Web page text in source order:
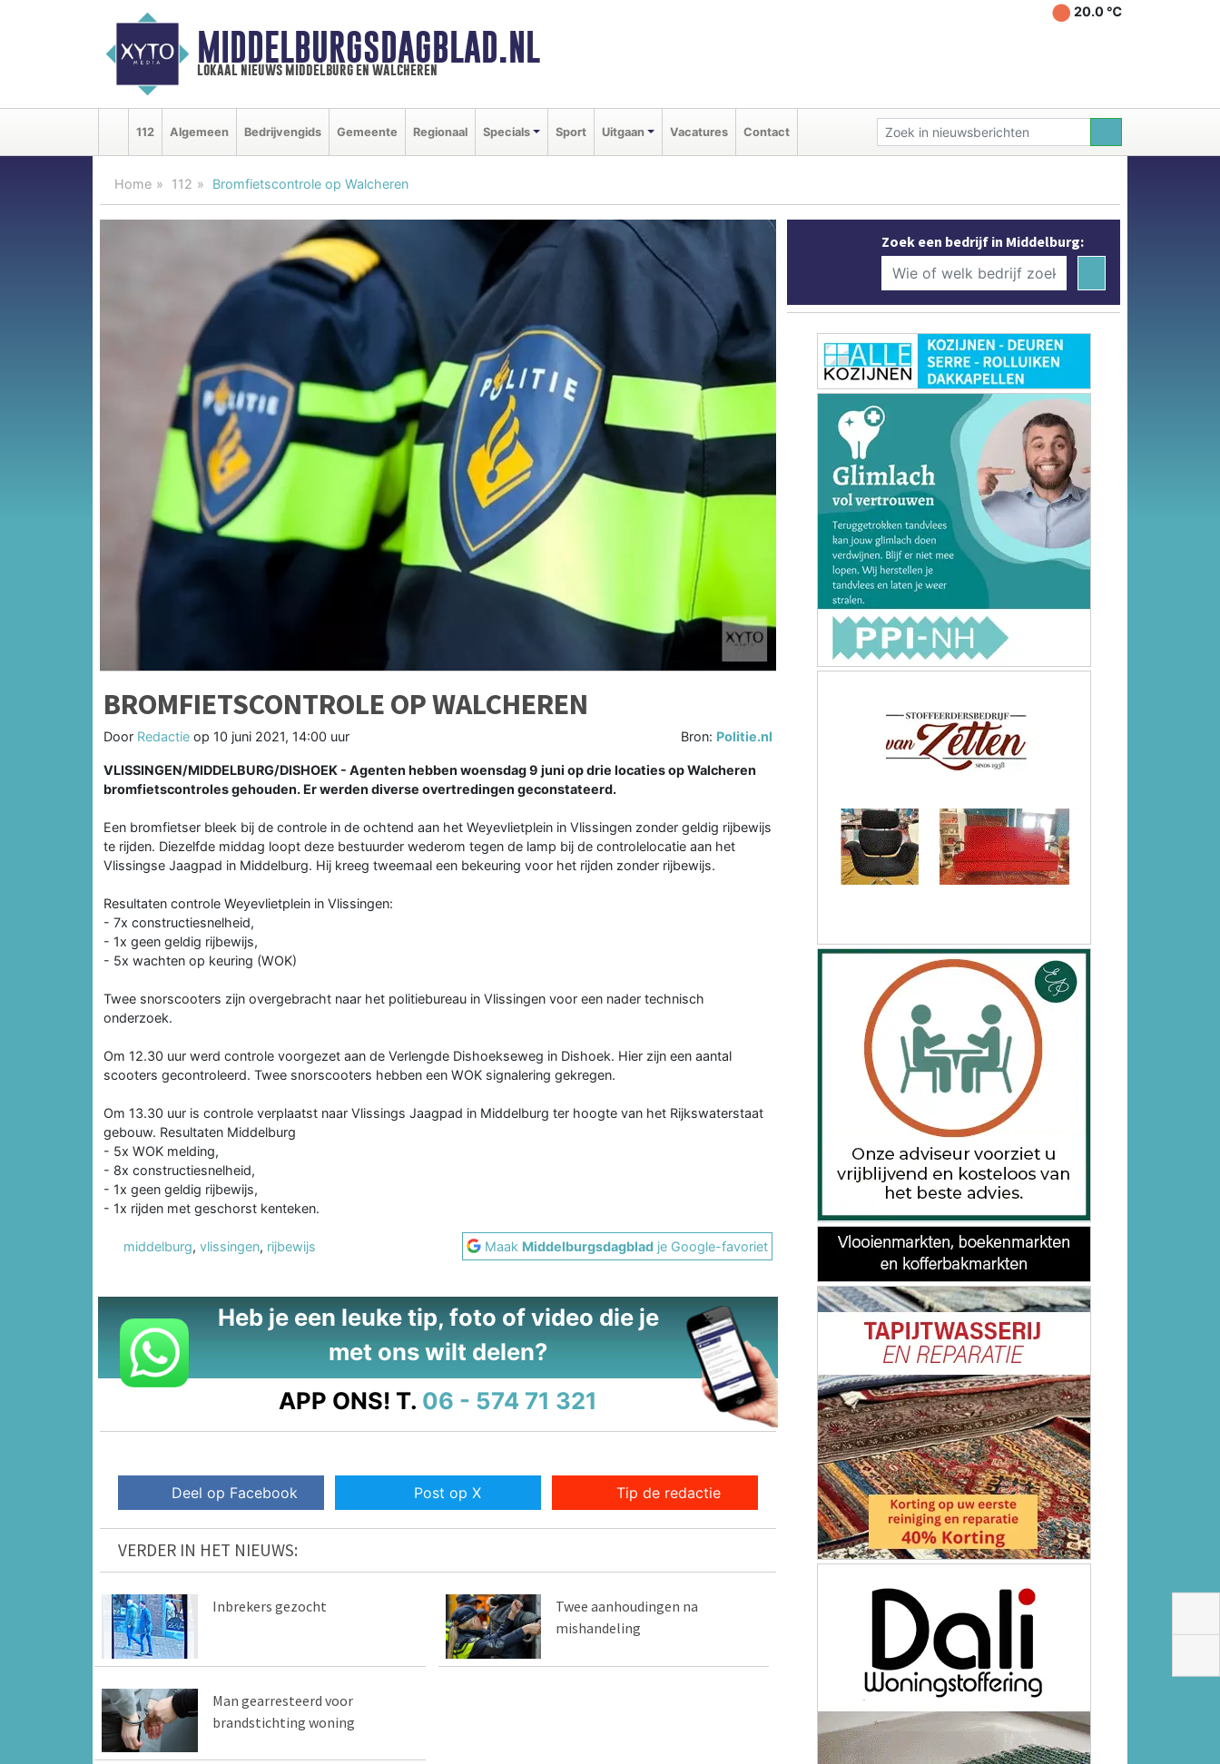
MIDDELBURGSDAGBLAD.NL
lokaal nieuws middelburg en walcheren
20.0 ℃
112 Algemeen Bedrijvengids Gemeente Regionaal Specials Sport Uitgaan Vacatures Contact
Home 112 Bromfietscontrole op Walcheren
BROMFIETSCONTROLE OP WALCHEREN
Door Redactie op 10 juni 2021, 14:00 uur Bron: Politie.nl
VLISSINGEN/MIDDELBURG/DISHOEK - Agenten hebben woensdag 9 juni op drie locaties op Walcheren
bromfietscontroles gehouden. Er werden diverse overtredingen geconstateerd.
Een bromfietser bleek bij de controle in de ochtend aan het Weyevlietplein in Vlissingen zonder geldig rijbewijs
te rijden. Diezelfde middag loopt deze bestuurder wederom tegen de lamp bij de controlelocatie aan het
Vlissingse Jaagpad in Middelburg. Hij kreeg tweemaal een bekeuring voor het rijden zonder rijbewijs.
Resultaten controle Weyevlietplein in Vlissingen:
- 7x constructiesnelheid,
- 1x geen geldig rijbewijs,
- 5x wachten op keuring (WOK)
Twee snorscooters zijn overgebracht naar het politiebureau in Vlissingen voor een nader technisch
onderzoek.
Om 12.30 uur werd controle voorgezet aan de Verlengde Dishoekseweg in Dishoek. Hier zijn een aantal
scooters gecontroleerd. Twee snorscooters hebben een WOK signalering gekregen.
Om 13.30 uur is controle verplaatst naar Vlissings Jaagpad in Middelburg ter hoogte van het Rijkswaterstaat
gebouw. Resultaten Middelburg
- 5x WOK melding,
- 8x constructiesnelheid,
- 1x geen geldig rijbewijs,
- 1x rijden met geschorst kenteken.
middelburg, vlissingen, rijbewijs Maak Middelburgsdagblad je Google-favoriet
Heb je een leuke tip, foto of video die je
met ons wilt delen?
APP ONS! T. 06 - 574 71 321
Deel op Facebook Post op X Tip de redactie
VERDER IN HET NIEUWS:
Inbrekers gezocht
Twee aanhoudingen na
mishandeling
Man gearresteerd voor
brandstichting woning
Zoek een bedrijf in Middelburg: